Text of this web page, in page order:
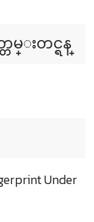
မ္းတင္ရန္
Under